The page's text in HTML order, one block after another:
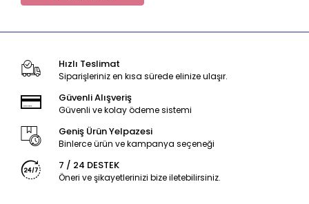
Hızlı Teslimat
Siparişleriniz en kısa sürede elinize ulaşır.
Güvenli Alışveriş
Güvenli ve kolay ödeme sistemi
Geniş Ürün Yelpazesi
Binlerce ürün ve kampanya seçeneği
7 / 24 DESTEK
Öneri ve şikayetlerinizi bize iletebilirsiniz.